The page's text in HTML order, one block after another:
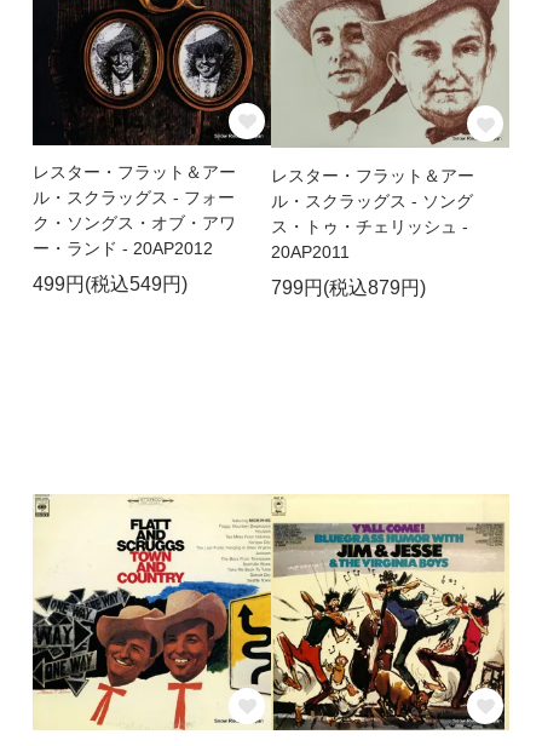
レスター・フラット＆アー
ル・スクラッグス - フォー
ク・ソングス・オブ・アワ
ー・ランド - 20AP2012
499円(税込549円)
レスター・フラット＆アー
ル・スクラッグス - ソング
ス・トゥ・チェリッシュ -
20AP2011
799円(税込879円)